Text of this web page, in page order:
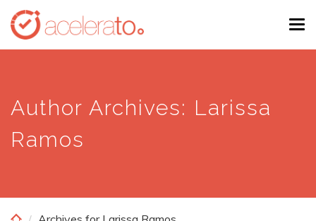
Skip
main
Author Archives: Larissa
Ramos